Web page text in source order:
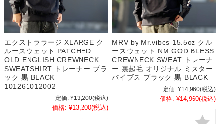
エクストララージ XLARGE ク
ルースウェット PATCHED
OLD ENGLISH CREWNECK
SWEATSHIRT トレーナー ブラ
ック 黒 BLACK
101261012002
定価: ¥13,200(税込)
価格: ¥13,200(税込)
MRV by Mr.vibes 15.5oz クル
ースウェット NM GOD BLESS
CREWNECK SWEAT トレーナ
ー 裏起毛 オリジナル ミスター
バイブス ブラック 黒 BLACK
定価: ¥14,960(税込)
価格: ¥14,960(税込)